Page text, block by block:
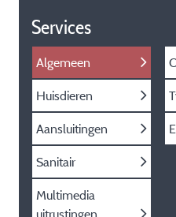
Services
Algemeen
Huisdieren
Aansluitingen
Sanitair
Multimedia
uitrustingen